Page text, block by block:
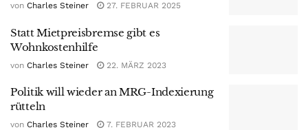
von Charles Steiner 27. FEBRUAR 2025
Statt Mietpreisbremse gibt es
Wohnkostenhilfe
von Charles Steiner 22. MÄRZ 2023
Politik will wieder an MRG-Indexierung
rütteln
von Charles Steiner 7. FEBRUAR 2023